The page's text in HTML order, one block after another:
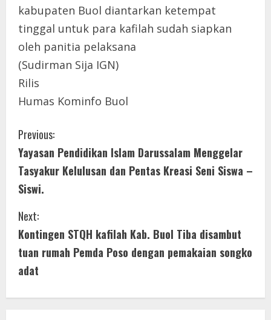
kabupaten Buol diantarkan ketempat
tinggal untuk para kafilah sudah siapkan
oleh panitia pelaksana
(Sudirman Sija IGN)
Rilis
Humas Kominfo Buol
C
o
n
t
i
n
Previous:
Yayasan Pendidikan Islam Darussalam Menggelar
Tasyakur Kelulusan dan Pentas Kreasi Seni Siswa –
Siswi.
Next:
Kontingen STQH kafilah Kab. Buol Tiba disambut
tuan rumah Pemda Poso dengan pemakaian songko
adat